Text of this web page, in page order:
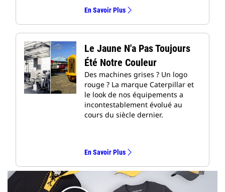
En Savoir Plus
Le Jaune N'a Pas Toujours
Été Notre Couleur
Des machines grises ? Un logo
rouge ? La marque Caterpillar et
le look de nos équipements a
incontestablement évolué au
cours du siècle dernier.
En Savoir Plus